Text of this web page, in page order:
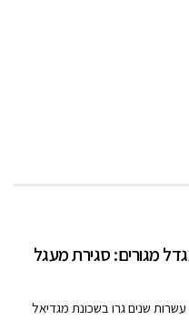
מגורים: סגירת מעגל
שנים גרו בשכונת מגדיאל